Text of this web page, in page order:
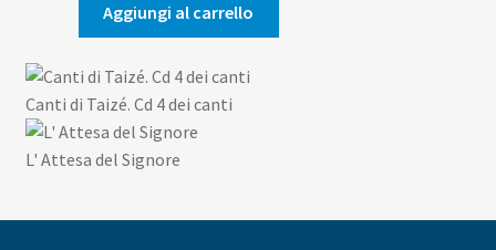
era:
18,00€.
è:
17,10€.
Aggiungi al carrello
Canti di Taizé. Cd 4 dei canti
L' Attesa del Signore